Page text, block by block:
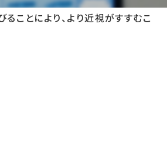
ことにより、より近視がすすむこ